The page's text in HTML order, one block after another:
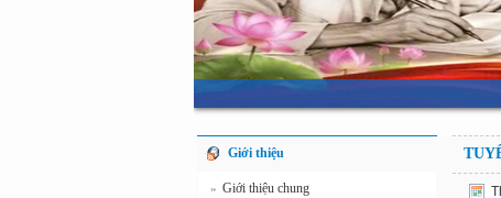
Giới thiệu
» Giới thiệu chung